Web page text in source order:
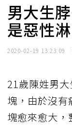
男大生
是惡性
2020-02-19 13:23:09
21歲陳姓男
塊，由於沒有
塊愈來愈大，